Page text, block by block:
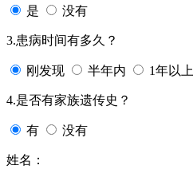
是 没有
3.患病时间有多久？
刚发现 半年内 1年以上
4.是否有家族遗传史？
有 没有
姓名：